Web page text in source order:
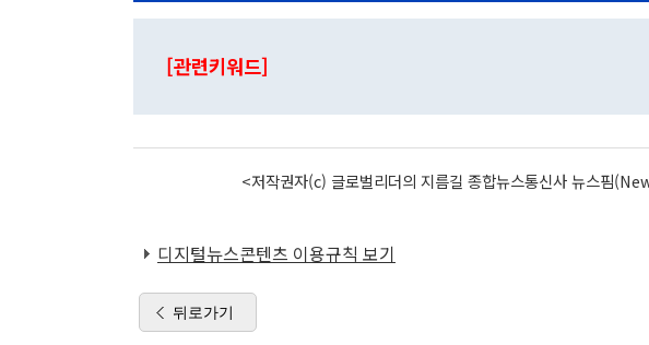
[관련키워드]
<저작권자(c) 글로벌리더의 지름길 종합뉴스통신사 뉴스핌
디지털뉴스콘텐츠 이용규칙 보기
뒤로가기